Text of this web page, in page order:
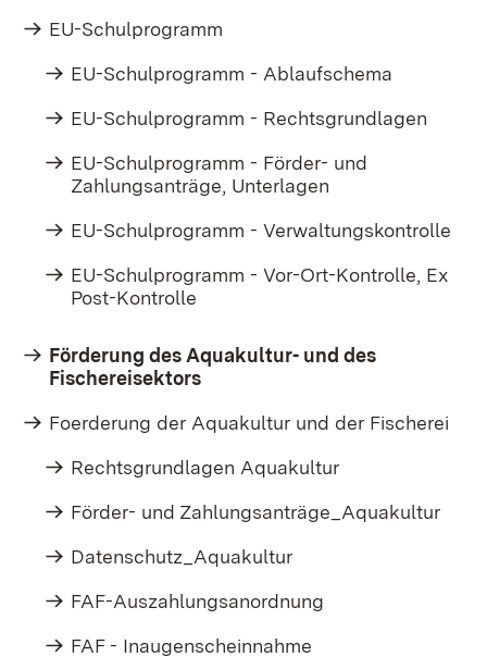
EU-Schulprogramm
EU-Schulprogramm - Ablaufschema
EU-Schulprogramm - Rechtsgrundlagen
EU-Schulprogramm - Förder- und
Zahlungsanträge, Unterlagen
EU-Schulprogramm - Verwaltungskontrolle
EU-Schulprogramm - Vor-Ort-Kontrolle, Ex
Post-Kontrolle
Förderung des Aquakultur- und des
Fischereisektors
Foerderung der Aquakultur und der Fischerei
Rechtsgrundlagen Aquakultur
Förder- und Zahlungsanträge_Aquakultur
Datenschutz_Aquakultur
FAF-Auszahlungsanordnung
FAF - Inaugenscheinnahme